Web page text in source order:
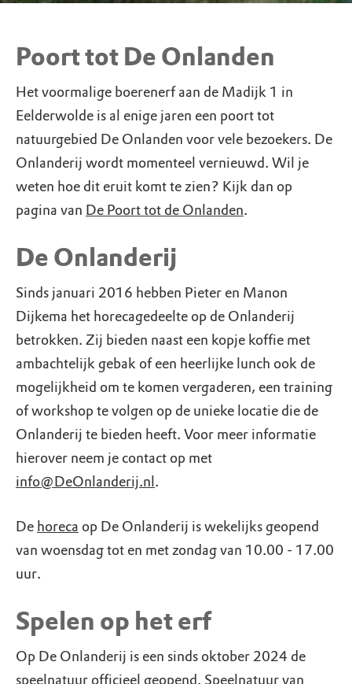
Poort tot De Onlanden
Het voormalige boerenerf aan de Madijk 1 in
Eelderwolde is al enige jaren een poort tot
natuurgebied De Onlanden voor vele bezoekers. De
Onlanderij wordt momenteel vernieuwd. Wil je
weten hoe dit eruit komt te zien? Kijk dan op
pagina van De Poort tot de Onlanden.
De Onlanderij
Sinds januari 2016 hebben Pieter en Manon
Dijkema het horecagedeelte op de Onlanderij
betrokken. Zij bieden naast een kopje koffie met
ambachtelijk gebak of een heerlijke lunch ook de
mogelijkheid om te komen vergaderen, een training
of workshop te volgen op de unieke locatie die de
Onlanderij te bieden heeft. Voor meer informatie
hierover neem je contact op met
info@DeOnlanderij.nl .
De horeca op De Onlanderij is wekelijks geopend
van woensdag tot en met zondag van 10.00 - 17.00
uur.
Spelen op het erf
Op De Onlanderij is een sinds oktober 2024 de
speelnatuur officieel geopend. Speelnatuur van